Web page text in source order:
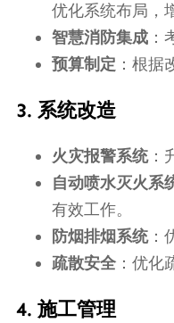
优化系统布局，
智慧消防集成：
预算制定 ：根据
3. 系统改造
火灾报警系统：
自动喷水灭火系
有效工作。
防烟排烟系统：
疏散安全：优化
4. 施工管理